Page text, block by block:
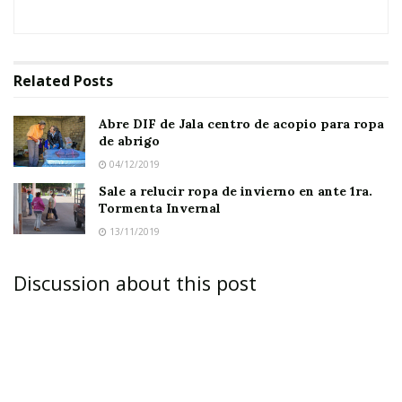
situación de calle, principalmente gente de
proximidad de la temporada de invierno.
Related Posts
Abre DIF de Jala centro de acopio para ropa
de abrigo
04/12/2019
Sale a relucir ropa de invierno en ante 1ra.
Tormenta Invernal
13/11/2019
Discussion about this post